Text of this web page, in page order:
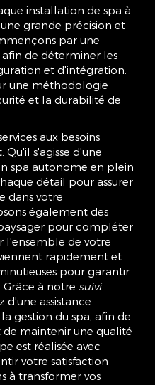
installation de spa à
une grande précision et
par une
afin de déterminer les
et d'intégration.
une méthodologie
et la durabilité de
aux besoins
s'agisse d'une
spa autonome en plein
détail pour assurer
dans votre
également des
pour compléter
l'ensemble de votre
rapidement et
pour garantir
à notresuivi
d'une assistance
gestion du spa, afin de
de maintenir une qualité
est réalisée avec
votre satisfaction
à transformer vos